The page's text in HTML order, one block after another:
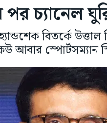
চ্যানেল
হ্যান্ডশেক বিতর্কে
আবার স্পোর্টসম্যান